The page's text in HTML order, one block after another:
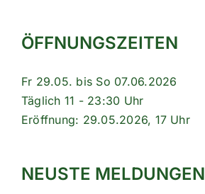
ÖFFNUNGSZEITEN
Fr 29.05. bis So 07.06.2026
Täglich 11 - 23:30 Uhr
Eröffnung: 29.05.2026, 17 Uhr
NEUSTE MELDUNGEN